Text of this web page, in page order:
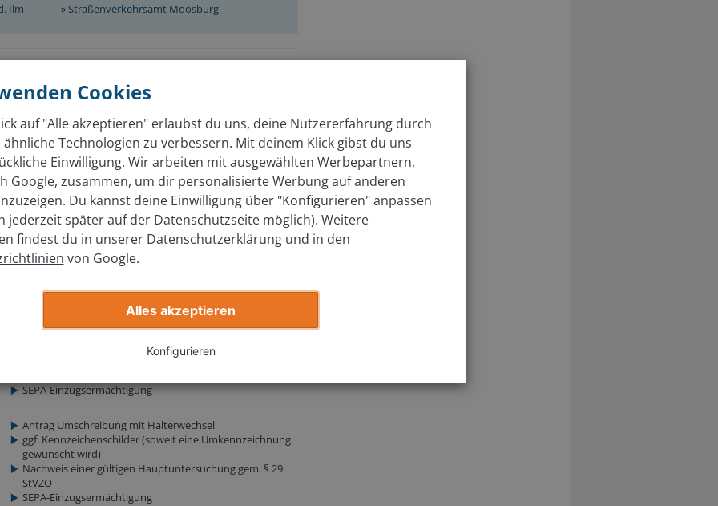
Ilm » Straßenverkehrsamt Moosburg
bei der KFZ Zulassungsstelle
eines Kennzeichens benötigst du
mit Meldebescheinigung, Auszug aus dem
im Original oder beglaubigter Kopie (bei Firmen),
oder beglaubigter Kopie (bei Vereinen), schriftliche
Erziehungsberechtigten (bei minderjährigen
(eVB)
SEPA-Einzugsermächtigung
Antrag Umschreibung mit Halterwechsel
ggf. Kennzeichenschilder (soweit eine Umkennzeichnung
gewünscht wird)
Nachweis einer gültigen Hauptuntersuchung gem. § 29
StVZO
SEPA-Einzugsermächtigung
Cookies
auf "Alle akzeptieren" erlaubst du uns, deine Nutzererfahrung durch
ähnliche Technologien zu verbessern. Mit deinem Klick gibst du uns
Einwilligung. Wir arbeiten mit ausgewählten Werbepartnern,
Google, zusammen, um dir personalisierte Werbung auf anderen
Du kannst deine Einwilligung über "Konfigurieren" anpassen
jederzeit später auf der Datenschutzseite möglich). Weitere
findest du in unserer Datenschutzerklärungund in den
von Google.
Alles akzeptieren
Konfigurieren